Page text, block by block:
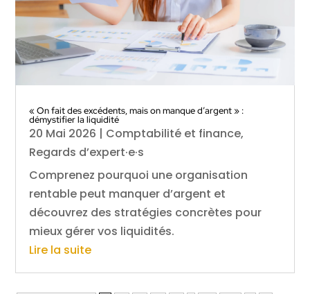
« On fait des excédents, mais on manque d’argent » :
démystifier la liquidité
20 Mai 2026 | Comptabilité et finance,
Regards d’expert·e·s
Comprenez pourquoi une organisation
rentable peut manquer d’argent et
découvrez des stratégies concrètes pour
mieux gérer vos liquidités.
Lire la suite